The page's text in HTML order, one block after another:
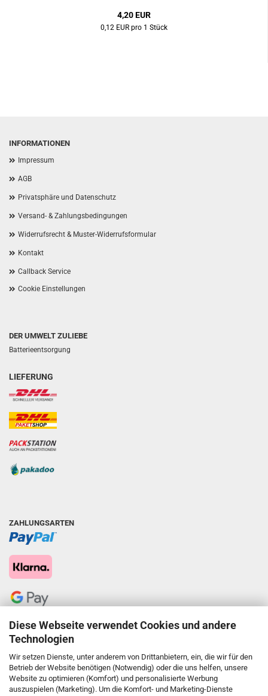
Diese Webseite verwendet Cookies und andere
Technologien
Wir setzen Dienste, unter anderem von Drittanbietern, ein, die wir für den
Betrieb der Website benötigen (Notwendig) oder die uns helfen, unsere
Website zu optimieren (Komfort) und personalisierte Werbung
auszuspielen (Marketing). Um die Komfort- und Marketing-Dienste
4,20 EUR
0,12 EUR pro 1 Stück
INFORMATIONEN
Impressum
AGB
Privatsphäre und Datenschutz
Versand- & Zahlungsbedingungen
Widerrufsrecht & Muster-Widerrufsformular
Kontakt
Callback Service
Cookie Einstellungen
DER UMWELT ZULIEBE
Batterieentsorgung
LIEFERUNG
ZAHLUNGSARTEN